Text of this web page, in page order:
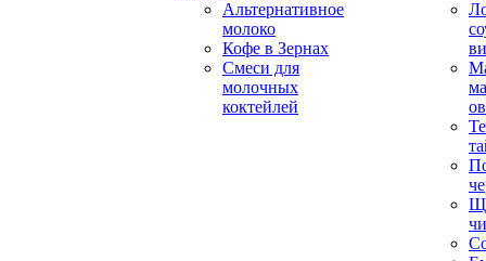
Альтернативное
молоко
Кофе в Зернах
Смеси для
молочных
коктейлей